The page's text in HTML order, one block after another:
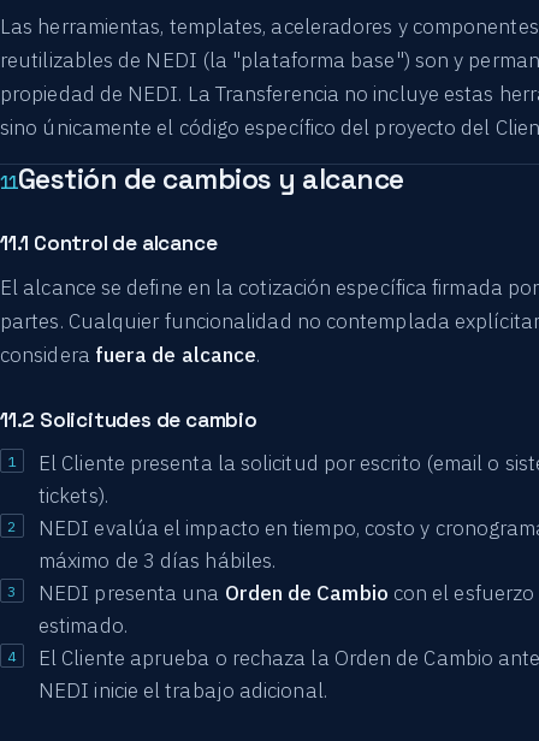
Las herramientas, templates, aceleradores y componentes
reutilizables de NEDI (la "plataforma base") son y
propiedad de NEDI. La Transferencia no incluye estas
sino únicamente el código específico del proyecto del
11Gestión de cambios y alcance
11.1 Control de alcance
El alcance se define en la cotización específica firmada
partes. Cualquier funcionalidad no contemplada
considera fuera de alcance.
11.2 Solicitudes de cambio
El Cliente presenta la solicitud por escrito (email o
tickets).
NEDI evalúa el impacto en tiempo, costo y
máximo de 3 días hábiles.
NEDI presenta una Orden de Cambio con el
estimado.
El Cliente aprueba o rechaza la Orden de Cambio
NEDI inicie el trabajo adicional.